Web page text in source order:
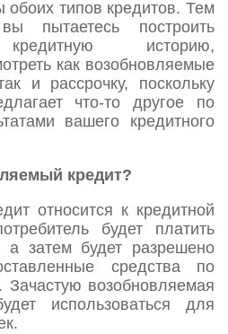
типов кредитов. Тем
пытаетесь построить
историю,
как возобновляемые
и рассрочку, поскольку
что-то другое по
вашего кредитного
кредит?
относится к кредитной
будет платить
а затем будет разрешено
средства по
Зачастую возобновляемая
использоваться для